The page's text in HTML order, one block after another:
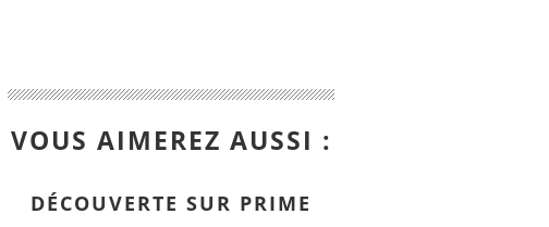
VOUS AIMEREZ AUSSI :
DÉCOUVERTE SUR PRIME